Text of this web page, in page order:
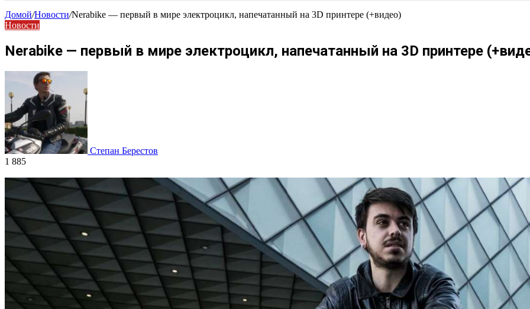
Домой/Новости/Nerabike — первый в мире электроцикл, напечатанный на 3D принтере (+видео)
Новости
Nerabike — первый в мире электроцикл, напечатанный на 3D принтере
Степан Берестов
1 885